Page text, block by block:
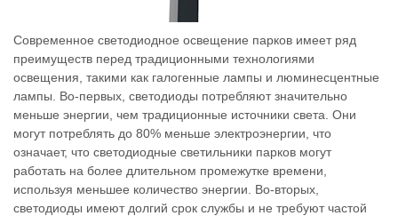
Современное светодиодное освещение парков имеет ряд
преимуществ перед традиционными технологиями
освещения, такими как галогенные лампы и люминесцентные
лампы. Во-первых, светодиоды потребляют значительно
меньше энергии, чем традиционные источники света. Они
могут потреблять до 80% меньше электроэнергии, что
означает, что светодиодные светильники парков могут
работать на более длительном промежутке времени,
используя меньшее количество энергии. Во-вторых,
светодиоды имеют долгий срок службы и не требуют частой